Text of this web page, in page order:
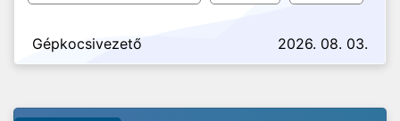
Gépkocsivezető 2026. 08. 03.